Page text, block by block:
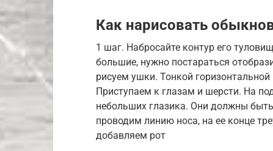
Как нарисовать
1 шаг. Набросайте контур его
большие, нужно постараться
рисуем ушки. Тонкой
Приступаем к глазам и шерсти. На
небольших глазика. Они должны
проводим линию носа, на ее конце
добавляем рот